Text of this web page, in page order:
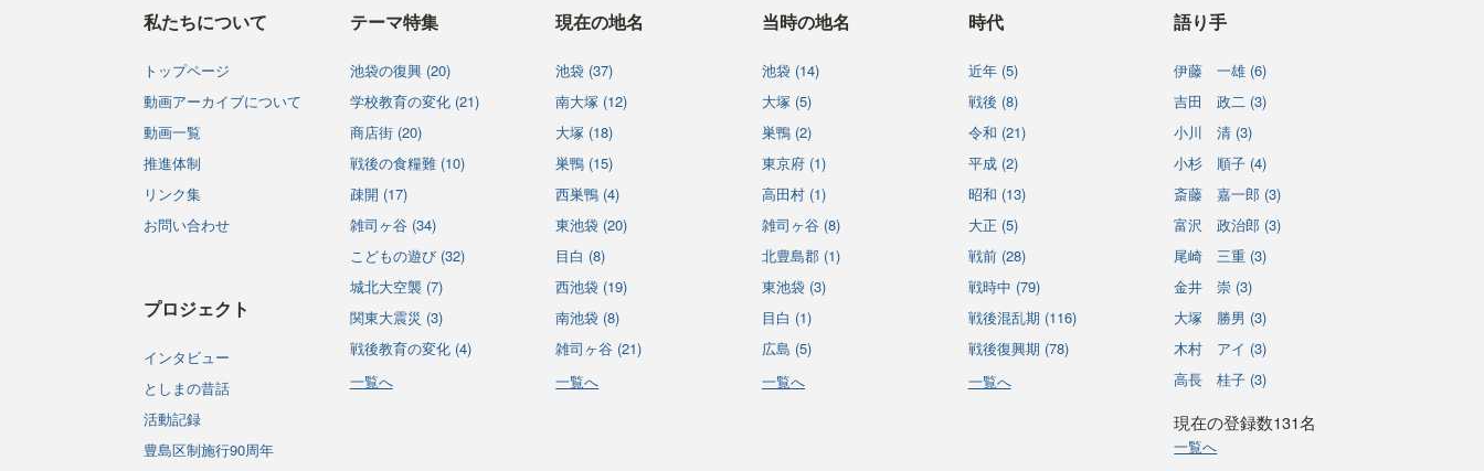
私たちについて
トップページ
動画アーカイブについて
動画一覧
推進体制
リンク集
お問い合わせ
プロジェクト
インタビュー
としまの昔話
活動記録
豊島区制施行90周年
テーマ特集
池袋の復興 (20)
学校教育の変化 (21)
商店街 (20)
戦後の食糧難 (10)
疎開 (17)
雑司ヶ谷 (34)
こどもの遊び (32)
城北大空襲 (7)
関東大震災 (3)
戦後教育の変化 (4)
一覧へ
現在の地名
池袋 (37)
南大塚 (12)
大塚 (18)
巣鴨 (15)
西巣鴨 (4)
東池袋 (20)
目白 (8)
西池袋 (19)
南池袋 (8)
雑司ヶ谷 (21)
一覧へ
当時の地名
池袋 (14)
大塚 (5)
巣鴨 (2)
東京府 (1)
高田村 (1)
雑司ヶ谷 (8)
北豊島郡 (1)
東池袋 (3)
目白 (1)
広島 (5)
一覧へ
時代
近年 (5)
戦後 (8)
令和 (21)
平成 (2)
昭和 (13)
大正 (5)
戦前 (28)
戦時中 (79)
戦後混乱期 (116)
戦後復興期 (78)
一覧へ
語り手
伊藤 一雄 (6)
吉田 政二 (3)
小川 清 (3)
小杉 順子 (4)
斎藤 嘉一郎 (3)
富沢 政治郎 (3)
尾崎 三重 (3)
金井 崇 (3)
大塚 勝男 (3)
木村 アイ (3)
高長 桂子 (3)
現在の登録数131名
一覧へ